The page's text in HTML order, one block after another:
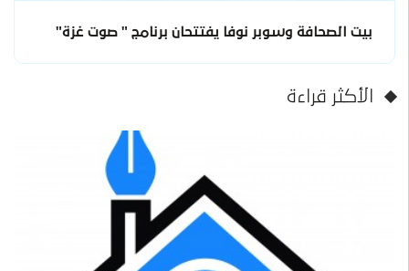
بيت الصحافة وسوبر نوفا يفتتحان برنامج " صوت غزة"
الأكثر قراءة